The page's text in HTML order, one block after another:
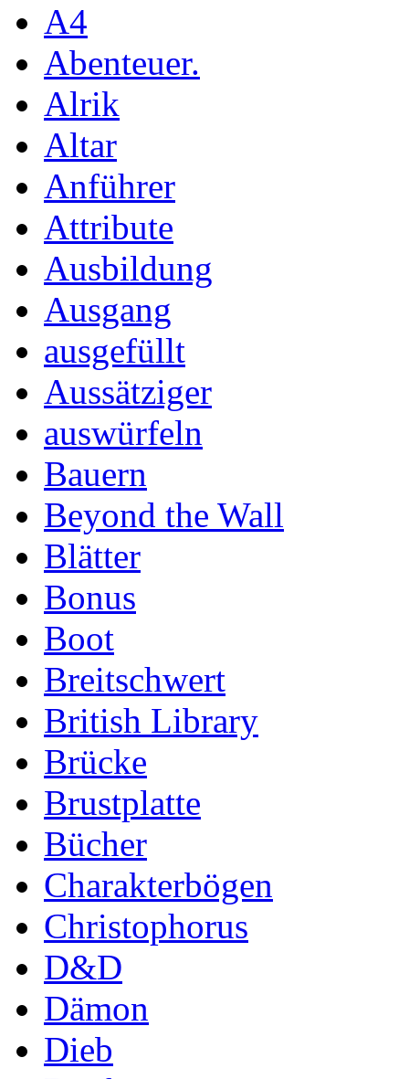
A4
Abenteuer.
Alrik
Altar
Anführer
Attribute
Ausbildung
Ausgang
ausgefüllt
Aussätziger
auswürfeln
Bauern
Beyond the Wall
Blätter
Bonus
Boot
Breitschwert
British Library
Brücke
Brustplatte
Bücher
Charakterbögen
Christophorus
D&D
Dämon
Dieb